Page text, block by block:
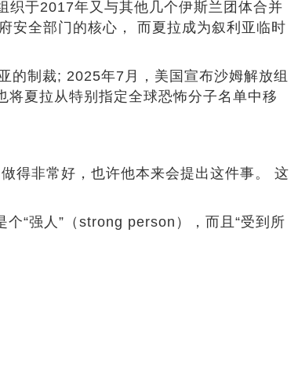
织于2017年又与其他几个伊斯兰团体合并
安全部门的核心， 而夏拉成为叙利亚临时
的制裁; 2025年7月，美国宣布沙姆解放组
夏拉从特别指定全球恐怖分子名单中移
得非常好，也许他本来会提出这件事。 这
“强人”（strong person），而且“受到所